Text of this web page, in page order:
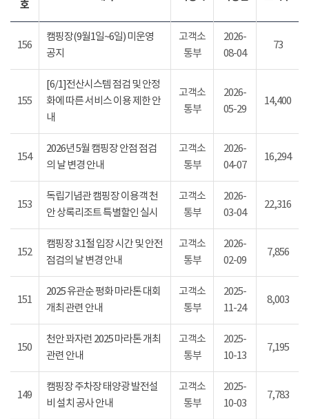
호
156
캠핑장(9월1일~6일) 미운영
공지
고객소
통부
2026-
08-04
73
155
[6/1]전산시스템 점검 및 안정
화에 따른 서비스 이용 제한 안
내
고객소
통부
2026-
05-29
14,400
154
2026년 5월 캠핑장 안점 점검
의 날 변경 안내
고객소
통부
2026-
04-07
16,294
153
독립기념관 캠핑장 이용객 천
안 상록리조트 특별할인 실시
고객소
통부
2026-
03-04
22,316
152
캠핑장 3.1절 입장 시간 및 안전
점검의 날 변경 안내
고객소
통부
2026-
02-09
7,856
151
2025 유관순 평화 마라톤 대회
개최 관련 안내
고객소
통부
2025-
11-24
8,003
150
천안 꽈자런 2025 마라톤 개최
관련 안내
고객소
통부
2025-
10-13
7,195
149
캠핑장 주차장 태양광 발전설
비 설치 공사 안내
고객소
통부
2025-
10-03
7,783